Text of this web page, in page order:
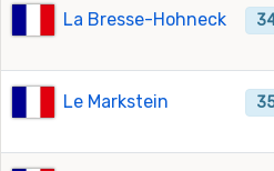
La Bresse-Hohneck
Le Markstein